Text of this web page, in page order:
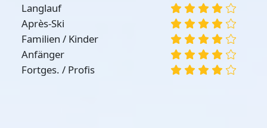
Langlauf
Après-Ski
Familien / Kinder
Anfänger
Fortges. / Profis